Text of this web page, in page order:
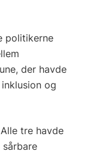
politikerne
der havde
og
tre havde